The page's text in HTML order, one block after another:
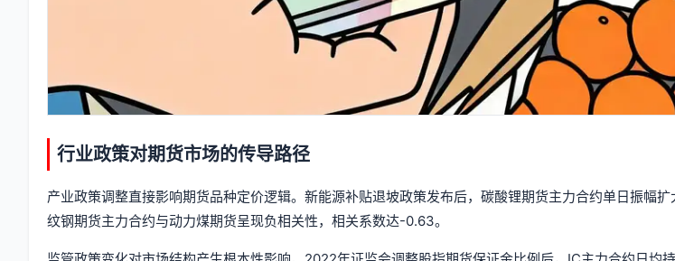
行业政策对期货市场的传导路径
产业政策调整直接影响期货品种定价逻辑。新能源补贴退坡政策发布后，碳酸锂期货主力合约单日振幅
纹钢期货主力合约与动力煤期货呈现负相关性，相关系数达-0.63。